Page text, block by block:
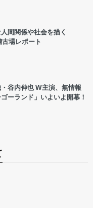
人間関係や社会を描く
古場レポート
谷内伸也 W主演、無情報
ーランド」いよいよ開幕！